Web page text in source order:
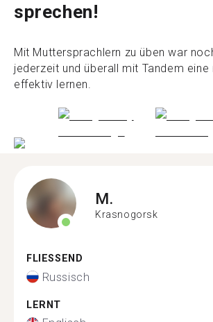
sprechen!
Mit Muttersprachlern zu üben war
jederzeit und überall mit Tandem eine
effektiv lernen.
M.
Krasnogorsk
FLIESSEND
Russisch
LERNT